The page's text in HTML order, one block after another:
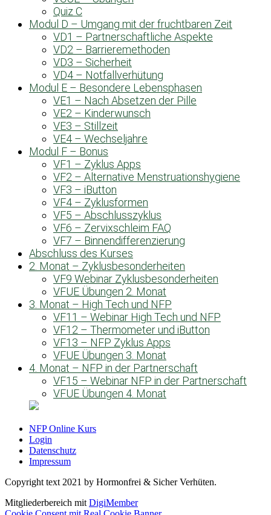
Quiz C
Modul D – Umgang mit der fruchtbaren Zeit
VD1 – Partnerschaftliche Aspekte
VD2 – Barrieremethoden
VD3 – Sicherheit
VD4 – Notfallverhütung
Modul E – Besondere Lebensphasen
VE1 – Nach Absetzen der Pille
VE2 – Kinderwunsch
VE3 – Stillzeit
VE4 – Wechseljahre
Modul F – Bonus
VF1 – Zyklus Apps
VF2 – Alternative Menstruationshygiene
VF3 – iButton
VF4 – Zyklusformen
VF5 – Abschlusszyklus
VF6 – Zervixschleim FAQ
VF7 – Binnendifferenzierung
Abschluss des Kurses
2. Monat – Zyklusbesonderheiten
VF9 Webinar Zyklusbesonderheiten
VFUE Übungen 2. Monat
3. Monat – High Tech und NFP
VF11 – Webinar High Tech und NFP
VF12 – Thermometer und iButton
VF13 – NFP Zyklus Apps
VFUE Übungen 3. Monat
4. Monat – NFP in der Partnerschaft
VF15 – Webinar NFP in der Partnerschaft
VFUE Übungen 4. Monat
NFP Online Kurs
Login
Datenschutz
Impressum
Copyright text 2021 by Hormonfrei & Sicher Verhüten.
Mitgliederbereich mit DigiMember